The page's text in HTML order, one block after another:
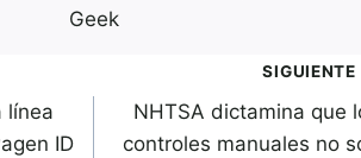
Geek
línea
ID
SIGUIENTE
NHTSA dictamina que
controles manuales no